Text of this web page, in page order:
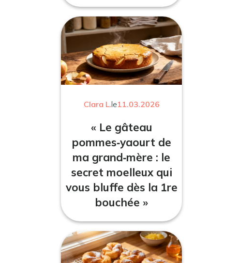
Clara L.le11.03.2026
« Le gâteau
pommes‑yaourt de
ma grand‑mère : le
secret moelleux qui
vous bluffe dès la 1re
bouchée »